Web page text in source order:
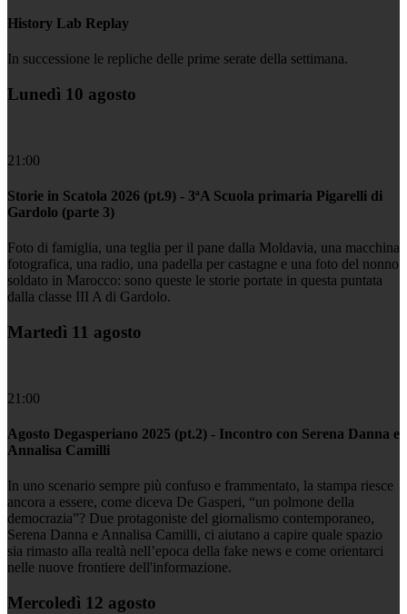
History Lab Replay
In successione le repliche delle prime serate della settimana.
Lunedì 10 agosto
21:00
Storie in Scatola 2026 (pt.9) - 3ªA Scuola primaria Pigarelli di
Gardolo (parte 3)
Foto di famiglia, una teglia per il pane dalla Moldavia, una macchina
fotografica, una radio, una padella per castagne e una foto del nonno
soldato in Marocco: sono queste le storie portate in questa puntata
dalla classe III A di Gardolo.
Martedì 11 agosto
21:00
Agosto Degasperiano 2025 (pt.2) - Incontro con Serena Danna e
Annalisa Camilli
In uno scenario sempre più confuso e frammentato, la stampa riesce
ancora a essere, come diceva De Gasperi, “un polmone della
democrazia”? Due protagoniste del giornalismo contemporaneo,
Serena Danna e Annalisa Camilli, ci aiutano a capire quale spazio
sia rimasto alla realtà nell’epoca della fake news e come orientarci
nelle nuove frontiere dell'informazione.
Mercoledì 12 agosto